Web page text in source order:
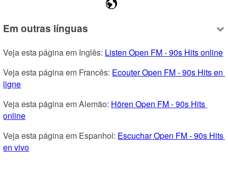
Em outras línguas
Veja esta página em Inglês: Listen Open FM - 90s Hits online
Veja esta página em Francês: Ecouter Open FM - 90s Hits en
ligne
Veja esta página em Alemão: Hören Open FM - 90s Hits
online
Veja esta página em Espanhol: Escuchar Open FM - 90s Hits
en vivo